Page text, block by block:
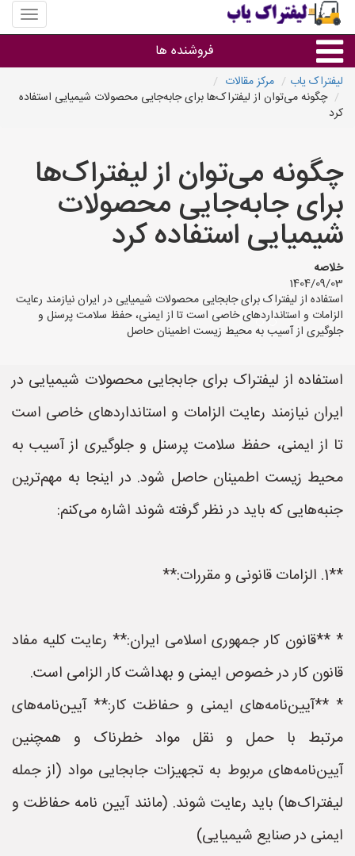
منوی
سایت
یاب
فروشنده ها
گروه ها
لیفتراک یاب
مرکز مقالات
چگونه می‌توان از لیفتراک‌ها برای جابه‌جایی محصولات شیمیایی استفاده
کرد
چگونه می‌توان از لیفتراک‌ها
برای جابه‌جایی محصولات
شیمیایی استفاده کرد
خلاصه
1404/09/03
استفاده از لیفتراک برای جابجایی محصولات شیمیایی در ایران نیازمند رعایت
الزامات و استانداردهای خاصی است تا از ایمنی، حفظ سلامت پرسنل و
جلوگیری از آسیب به محیط زیست اطمینان حاصل
استفاده از لیفتراک برای جابجایی محصولات شیمیایی در
ایران نیازمند رعایت الزامات و استانداردهای خاصی است
تا از ایمنی، حفظ سلامت پرسنل و جلوگیری از آسیب به
محیط زیست اطمینان حاصل شود. در اینجا به مهم‌ترین
جنبه‌هایی که باید در نظر گرفته شوند اشاره می‌کنم:
**1. الزامات قانونی و مقررات:**
* **قانون کار جمهوری اسلامی ایران:** رعایت کلیه مفاد
قانون کار در خصوص ایمنی و بهداشت کار الزامی است.
* **آیین‌نامه‌های ایمنی و حفاظت کار:** آیین‌نامه‌های
مرتبط با حمل و نقل مواد خطرناک و همچنین
آیین‌نامه‌های مربوط به تجهیزات جابجایی مواد (از جمله
لیفتراک‌ها) باید رعایت شوند. (مانند آیین نامه حفاظت و
ایمنی در صنایع شیمیایی)